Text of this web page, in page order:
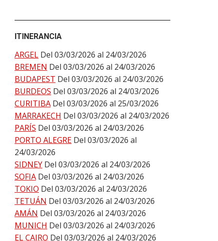
ITINERANCIA
ARGEL Del 03/03/2026 al 24/03/2026
BREMEN Del 03/03/2026 al 24/03/2026
BUDAPEST Del 03/03/2026 al 24/03/2026
BURDEOS Del 03/03/2026 al 24/03/2026
CURITIBA Del 03/03/2026 al 25/03/2026
MARRAKECH Del 03/03/2026 al 24/03/2026
PARÍS Del 03/03/2026 al 24/03/2026
PORTO ALEGRE Del 03/03/2026 al
24/03/2026
SIDNEY Del 03/03/2026 al 24/03/2026
SOFIA Del 03/03/2026 al 24/03/2026
TOKIO Del 03/03/2026 al 24/03/2026
TETUÁN Del 03/03/2026 al 24/03/2026
AMÁN Del 03/03/2026 al 24/03/2026
MUNICH Del 03/03/2026 al 24/03/2026
EL CAIRO Del 03/03/2026 al 24/03/2026